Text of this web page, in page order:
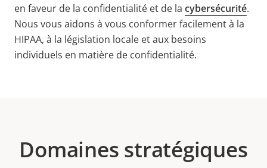
en faveur de la confidentialité et de la cybersécurité.
Nous vous aidons à vous conformer facilement à la
HIPAA, à la législation locale et aux besoins
individuels en matière de confidentialité.
Domaines stratégiques